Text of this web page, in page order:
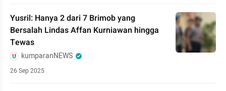
Yusril: Hanya 2 dari 7 Brimob yang
Bersalah Lindas Affan Kurniawan hingga
Tewas
kumparanNEWS
26 Sep 2025